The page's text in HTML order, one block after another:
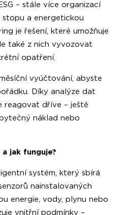
– stále více organizací
stopu a energetickou
je řešení, které umožňuje
také z nich vyvozovat
opatření.
vyúčtování, abyste
Díky analýze dat
reagovat dříve – ještě
náklad nebo
jak funguje?
systém, který sbírá
nainstalovaných
energie, vody, plynu nebo
vnitřní podmínky –